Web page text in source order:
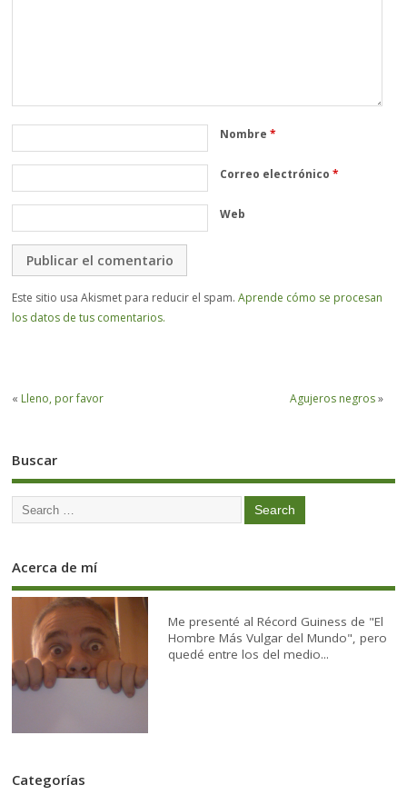
Nombre*
Correo electrónico*
Web
Este sitio usa Akismet para reducir el spam.Aprende cómo se procesan
los datos de tus comentarios.
« Lleno, por favor Agujeros negros»
Buscar
Acerca de mí
Me presenté al Récord Guiness de "El
Hombre Más Vulgar del Mundo", pero
quedé entre los del medio...
Categorías